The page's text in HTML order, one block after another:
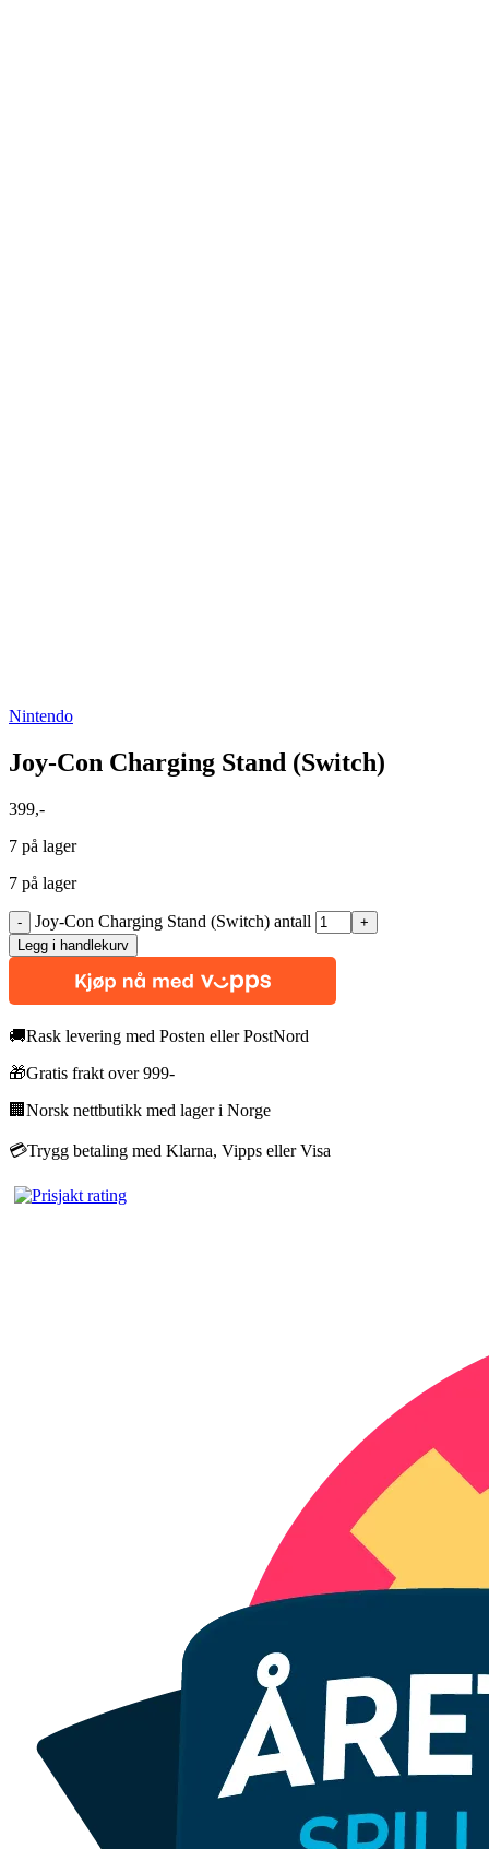
Nintendo
Joy‐Con Charging Stand (Switch)
399,-
7 på lager
7 på lager
Joy‐Con Charging Stand (Switch) antall
Legg i handlekurv
🚚Rask levering med Posten eller PostNord
🎁Gratis frakt over 999-
🏢 Norsk nettbutikk med lager i Norge
💳Trygg betaling med Klarna, Vipps eller Visa